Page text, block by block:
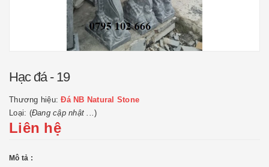
Hạc đá - 19
Thương hiệu:Đá NB Natural Stone
Loại: (Đang cập nhật ...)
Liên hệ
Mô tả :